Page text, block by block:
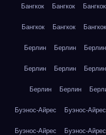
Бангкок Бангкок Бангкок
Бангкок Бангкок Бангкок
Берлин Берлин Берлин
Берлин Берлин Берлин
Берлин Берлин
Буэнос-Айрес Буэнос-Айрес
Буэнос-Айрес Буэнос-Айрес